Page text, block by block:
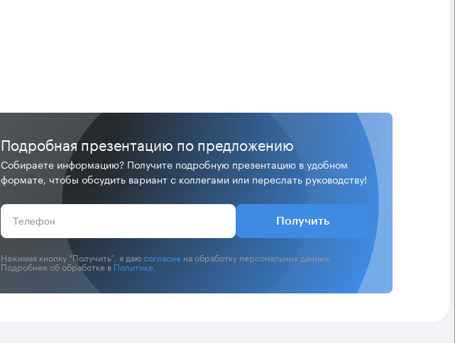
Подробная презентацию по предложению
Собираете информацию? Получите подробную презентацию в удобном
формате, чтобы обсудить вариант с коллегами или переслать руководству!
Получить
Нажимая кнопку “Получить”, я даюсогласие на обработку персональных данных.
Подробнее об обработке в Политике.